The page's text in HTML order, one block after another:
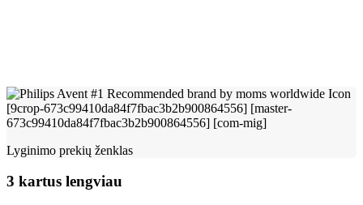
Lyginimo prekių ženklas
3 kartus lengviau